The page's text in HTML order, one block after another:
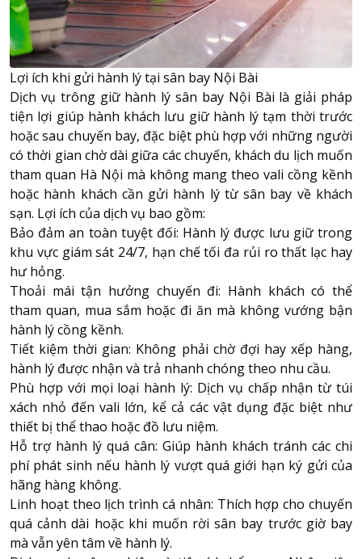
Lợi ích khi gửi hành lý tại sân bay Nội Bài
Dịch vụ trông giữ hành lý sân bay Nội Bài là giải pháp
tiện lợi giúp hành khách lưu giữ hành lý tạm thời trước
hoặc sau chuyến bay, đặc biệt phù hợp với những người
có thời gian chờ dài giữa các chuyến, khách du lịch muốn
tham quan Hà Nội mà không mang theo vali cồng kềnh
hoặc hành khách cần gửi hành lý từ sân bay về khách
sạn. Lợi ích của dịch vụ bao gồm:
Bảo đảm an toàn tuyệt đối: Hành lý được lưu giữ trong
khu vực giám sát 24/7, hạn chế tối đa rủi ro thất lạc hay
hư hỏng.
Thoải mái tận hưởng chuyến đi: Hành khách có thể
tham quan, mua sắm hoặc đi ăn mà không vướng bận
hành lý cồng kềnh.
Tiết kiệm thời gian: Không phải chờ đợi hay xếp hàng,
hành lý được nhận và trả nhanh chóng theo nhu cầu.
Phù hợp với mọi loại hành lý: Dịch vụ chấp nhận từ túi
xách nhỏ đến vali lớn, kể cả các vật dụng đặc biệt như
thiết bị thể thao hoặc đồ lưu niệm.
Hỗ trợ hành lý quá cân: Giúp hành khách tránh các chi
phí phát sinh nếu hành lý vượt quá giới hạn ký gửi của
hãng hàng không.
Linh hoạt theo lịch trình cá nhân: Thích hợp cho chuyến
quá cảnh dài hoặc khi muốn rời sân bay trước giờ bay
mà vẫn yên tâm về hành lý.